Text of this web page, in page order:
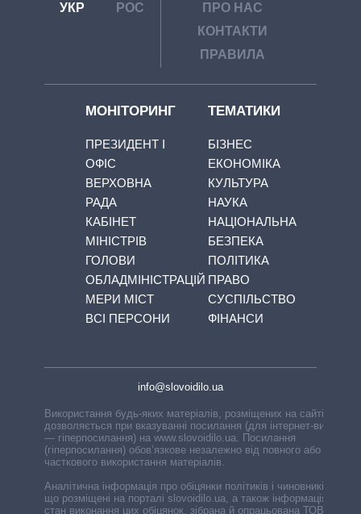
УКР РОС
ПРО НАС
КОНТАКТИ
ПРАВИЛА
МОНІТОРИНГ
ПРЕЗИДЕНТ І
ОФІС
ВЕРХОВНА
РАДА
КАБІНЕТ
МІНІСТРІВ
ГОЛОВИ
ОБЛАДМІНІСТРАЦІЙ
МЕРИ МІСТ
ВСІ ПЕРСОНИ
ТЕМАТИКИ
БІЗНЕС
ЕКОНОМІКА
КУЛЬТУРА
НАУКА
НАЦІОНАЛЬНА
БЕЗПЕКА
ПОЛІТИКА
ПРАВО
СУСПІЛЬСТВО
ФІНАНСИ
info@slovoidilo.ua
Використання будь-яких матеріалів, розміщених на сайті,
дозволяється при вказуванні посилання (для інтернет-видань
— гіперпосилання) на www.slovoidilo.ua. Посилання
(гіперпосилання) обов’язкове незалежно від повного або
часткового використання матеріалів.
Аналітична інформація про обіцянки політиків і чиновників,
що розміщені на порталі slovoidilo.ua, а також інформація про
стан виконання цих обіцянок, зібрана й опрацьована ТОВ «ІА